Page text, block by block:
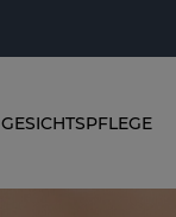
GESICHTSPFLEGE